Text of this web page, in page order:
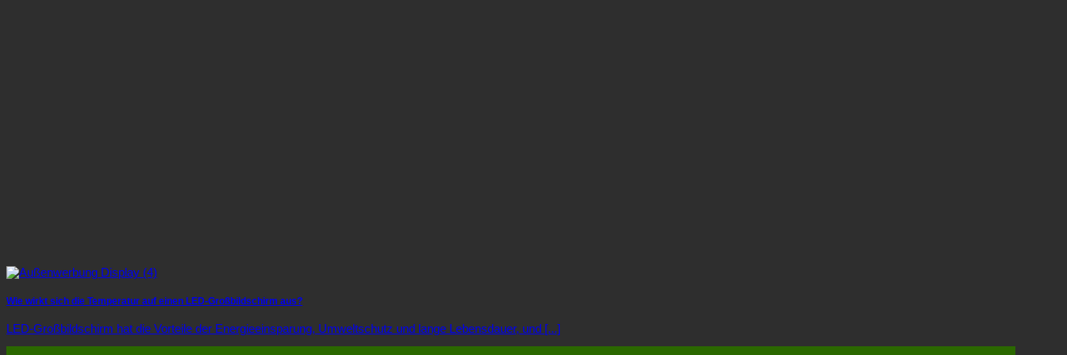
Wie wirkt sich die Temperatur auf einen LED-Großbildschirm aus?
LED-Großbildschirm hat die Vorteile der Energieeinsparung, Umweltschutz und lange Lebensdauer, und [...]